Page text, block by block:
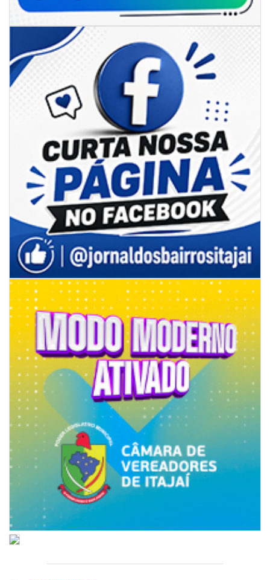
GERAL
06/08/2026 | 10:14
Defesa Civil de SC monitora formação de ciclone-bomba no Sul do Brasil;
entenda como o fenômeno se forma e quais os impactos no estado
ITAJAÍ